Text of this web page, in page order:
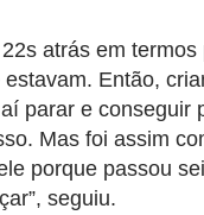
atrás em termos
Então,
parar e conseguir
Mas foi assim
porque passou
seguiu.